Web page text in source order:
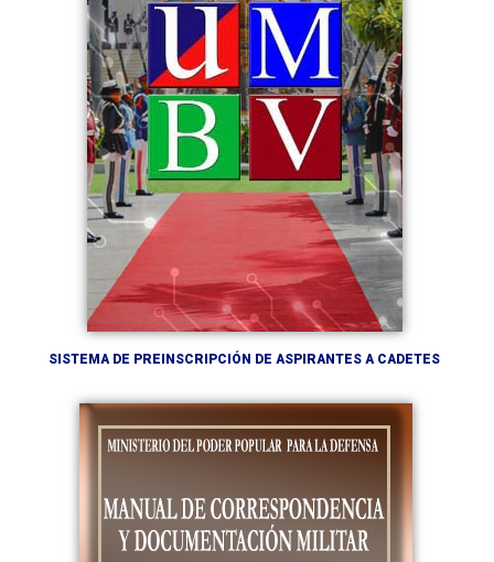
SISTEMA DE PREINSCRIPCIÓN DE ASPIRANTES A CADETES